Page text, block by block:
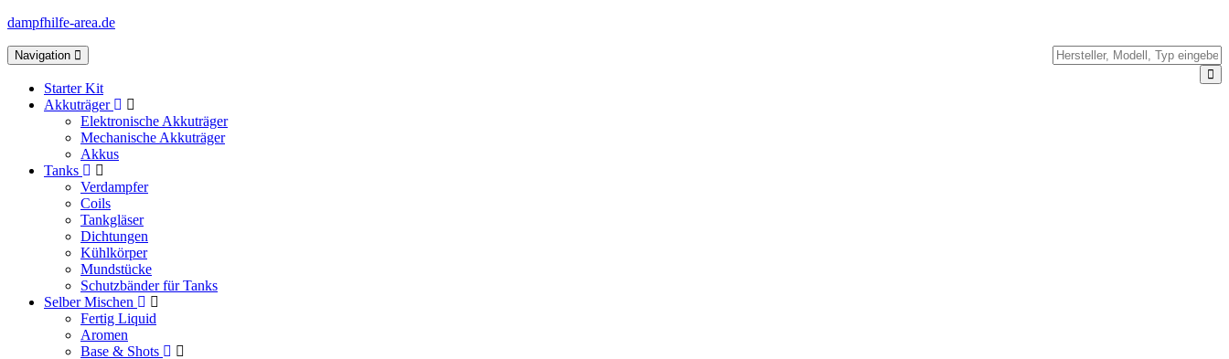
dampfhilfe-area.de
Toggle
navigation
Navigation
Starter Kit
Akkuträger
Elektronische Akkuträger
Mechanische Akkuträger
Akkus
Tanks
Verdampfer
Coils
Tankgläser
Dichtungen
Kühlkörper
Mundstücke
Schutzbänder für Tanks
Selber Mischen
Fertig Liquid
Aromen
Base & Shots